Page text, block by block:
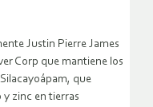
Justin Pierre James
Corp que mantiene los
que
zinc en tierras